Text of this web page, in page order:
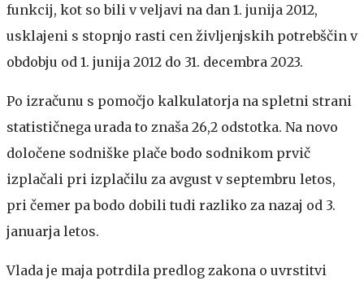
funkcij, kot so bili v veljavi na dan 1. junija 2012,
usklajeni s stopnjo rasti cen življenjskih potrebščin v
obdobju od 1. junija 2012 do 31. decembra 2023.
Po izračunu s pomočjo kalkulatorja na spletni strani
statističnega urada to znaša 26,2 odstotka. Na novo
določene sodniške plače bodo sodnikom prvič
izplačali pri izplačilu za avgust v septembru letos,
pri čemer pa bodo dobili tudi razliko za nazaj od 3.
januarja letos.
Vlada je maja potrdila predlog zakona o uvrstitvi